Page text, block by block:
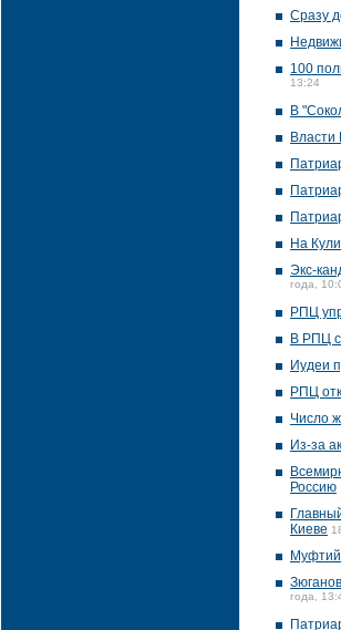
Сразу
100
13:24
В
Власти
На
Экс-
года,
РПЦ
В РПЦ
Иудеи
РПЦ
Число
Из-за
Россию
Киеве
Муфтий
года,